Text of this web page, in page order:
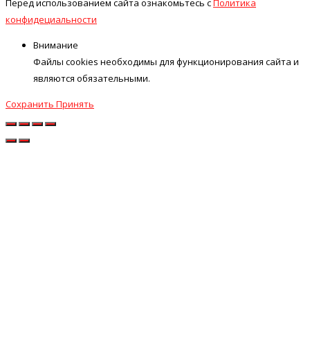
Перед использованием сайта ознакомьтесь с Политика
конфидециальности
Внимание
Файлы cookies необходимы для функционирования сайта и
являются обязательными.
Сохранить Принять